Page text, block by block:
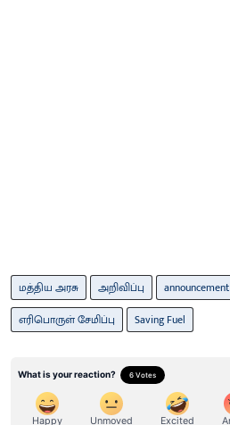
மத்திய அரசு அறிவிப்பு announcement
எரிபொருள் சேமிப்பு
Saving Fuel